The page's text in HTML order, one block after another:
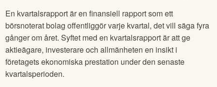
En kvartalsrapport är en finansiell rapport som ett
börsnoterat bolag offentliggör varje kvartal, det vill säga fyra
gånger om året. Syftet med en kvartalsrapport är att ge
aktieägare, investerare och allmänheten en insikt i
företagets ekonomiska prestation under den senaste
kvartalsperioden.